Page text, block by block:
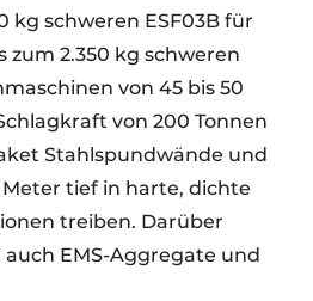
kg schweren ESF03B für
2.350 kg schweren
von 45 bis 50
von 200 Tonnen
Stahlspundwände und
Meter tief in harte, dichte
treiben. Darüber
auch EMS-Aggregate und